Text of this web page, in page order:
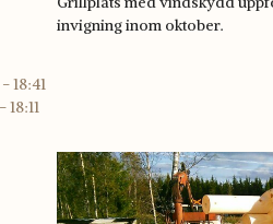
18:41
invigning inom oktober.